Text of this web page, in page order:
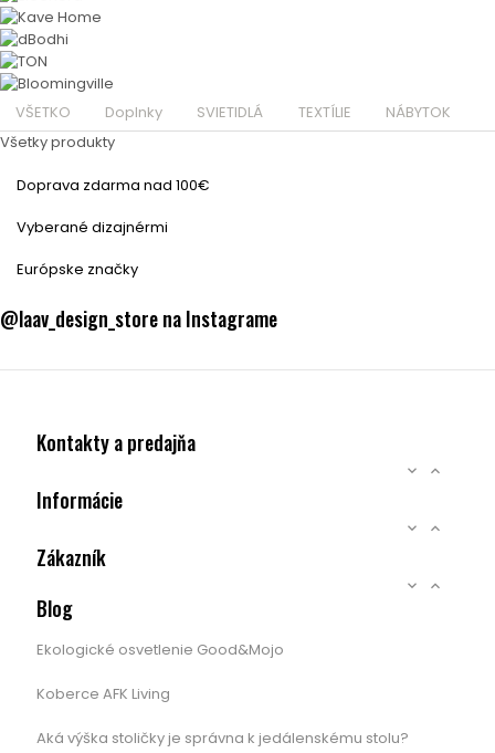
VŠETKO Doplnky SVIETIDLÁ TEXTÍLIE
NÁBYTOK
Všetky produkty
Doprava zdarma nad 100€
Vyberané dizajnérmi
Európske značky
@laav_design_store na Instagrame
Kontakty a predajňa
 
Informácie
 
Zákazník
 
Blog
Ekologické osvetlenie Good&Mojo
Koberce AFK Living
Aká výška stoličky je správna k jedálenskému stolu?